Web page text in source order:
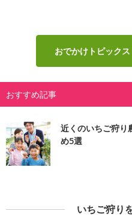
おでかけトピック
おすすめ記事
近くのいちご狩り
め5選
いちご狩り